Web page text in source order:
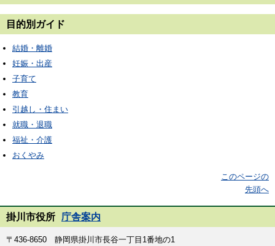
目的別ガイド
結婚・離婚
妊娠・出産
子育て
教育
引越し・住まい
就職・退職
福祉・介護
おくやみ
このページの
先頭へ
掛川市役所 庁舎案内
〒436-8650 静岡県掛川市長谷一丁目1番地の1